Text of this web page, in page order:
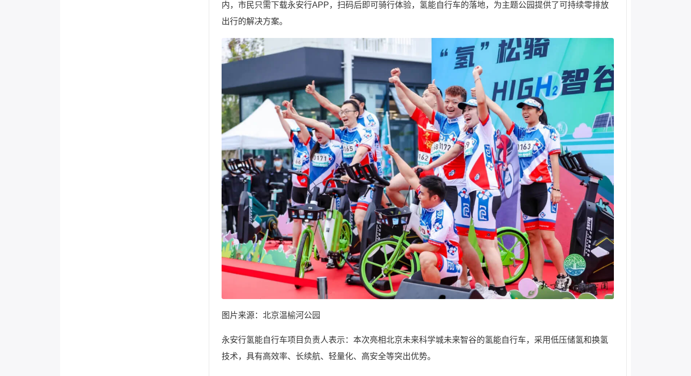
内，市民只需下载永安行APP，扫码后即可骑行体验，氢能自行车的落地，为主题公园提供了可持续零排放
出行的解决方案。
图片来源：北京温榆河公园
永安行氢能自行车项目负责人表示：本次亮相北京未来科学城未来智谷的氢能自行车，采用低压储氢和换氢
技术，具有高效率、长续航、轻量化、高安全等突出优势。